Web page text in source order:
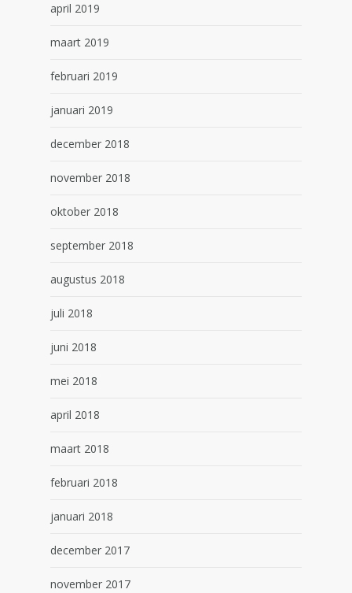
april 2019
maart 2019
februari 2019
januari 2019
december 2018
november 2018
oktober 2018
september 2018
augustus 2018
juli 2018
juni 2018
mei 2018
april 2018
maart 2018
februari 2018
januari 2018
december 2017
november 2017